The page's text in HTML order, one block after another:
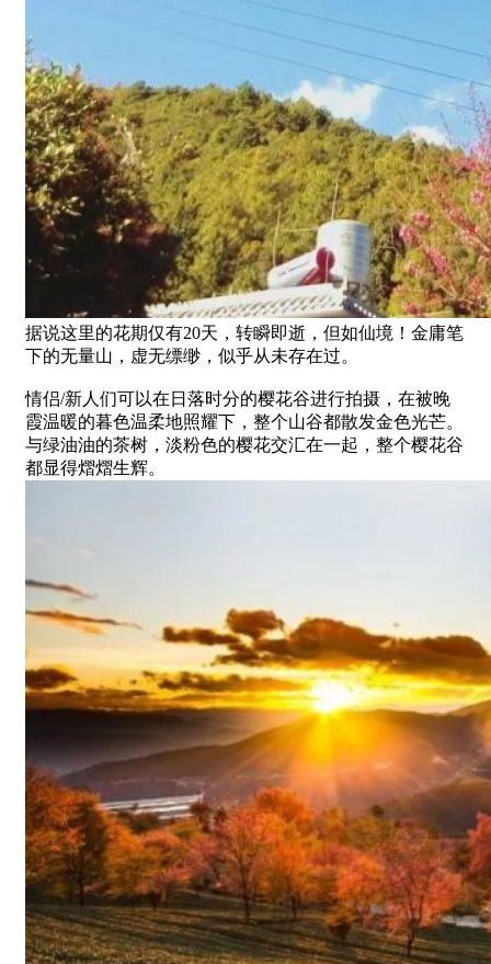
据说这里的花期仅有20天，转瞬即逝，但如仙境！金庸笔
下的无量山，虚无缥缈，似乎从未存在过。
情侣/新人们可以在日落时分的樱花谷进行拍摄，在被晚
霞温暖的暮色温柔地照耀下，整个山谷都散发金色光芒。
与绿油油的茶树，淡粉色的樱花交汇在一起，整个樱花谷
都显得熠熠生辉。